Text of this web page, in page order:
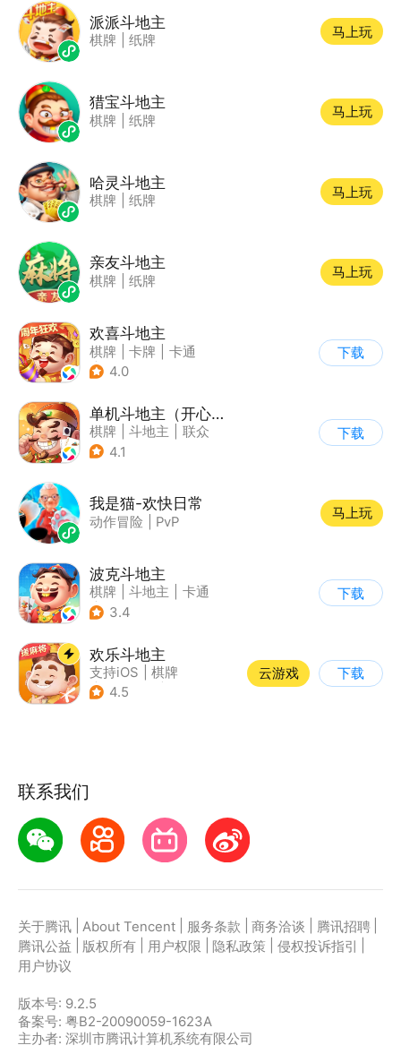
派派斗地主
棋牌 纸牌
马上玩
猎宝斗地主
棋牌 纸牌
马上玩
哈灵斗地主
棋牌 纸牌
马上玩
亲友斗地主
棋牌 纸牌
马上玩
欢喜斗地主
棋牌 卡牌
卡通
| 斗地主
4.0
下载
单机斗地主（开心版）
棋牌 斗地主
联众
4.1
下载
我是猫-欢快日常
动作冒险 PvP
马上玩
波克斗地主
棋牌 斗地主
卡通
| 休闲益智
3.4
下载
欢乐斗地主
支持iOS
棋牌
| 即时战略
4.5
云游戏 下载
联系我们
关于腾讯 About Tencent 服务条款 商务洽谈 腾讯招聘
腾讯公益
版权所有 用户权限 隐私政策 侵权投诉指引
用户协议
版本号: 9.2.5
备案号: 粤B2-20090059-1623A
主办者: 深圳市腾讯计算机系统有限公司